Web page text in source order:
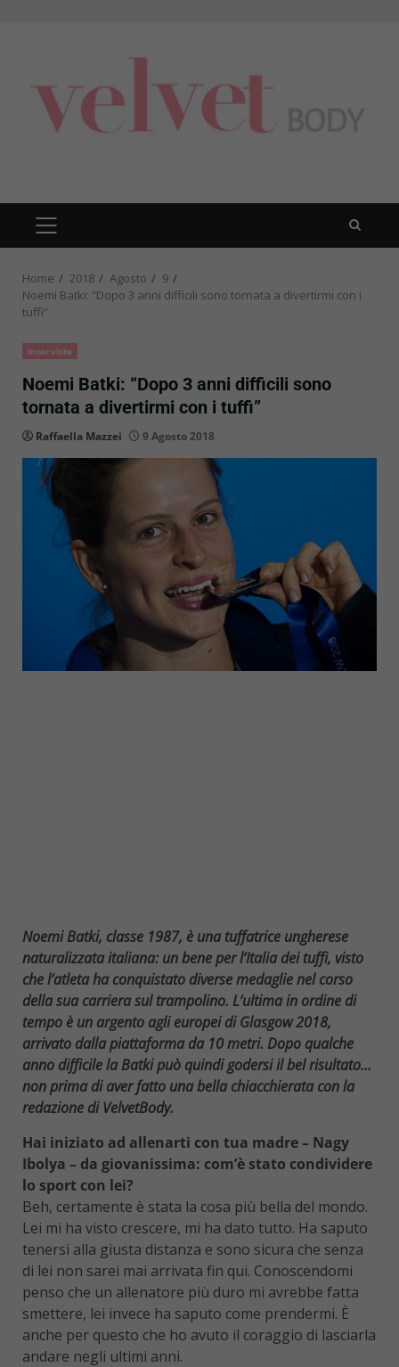
PRIMARY
MENU
Home 2018 Agosto
9
Noemi Batki: “Dopo 3 anni difficili sono tornata a divertirmi con i
tuffi”
Interviste
Noemi Batki: “Dopo 3 anni difficili sono
tornata a divertirmi con i tuffi”
Raffaella Mazzei 9 Agosto 2018
Noemi Batki, classe 1987, è una tuffatrice ungherese
naturalizzata italiana: un bene per l’Italia dei tuffi, visto
che l’atleta ha conquistato diverse medaglie nel corso
della sua carriera sul trampolino. L’ultima in ordine di
tempo è un argento agli europei di Glasgow 2018,
arrivato dalla piattaforma da 10 metri. Dopo qualche
anno difficile la Batki può quindi godersi il bel risultato…
non prima di aver fatto una bella chiacchierata con la
redazione di VelvetBody.
Hai iniziato ad allenarti con tua madre – Nagy
Ibolya – da giovanissima: com’è stato condividere
lo sport con lei?
Beh, certamente è stata la cosa più bella del mondo.
Lei mi ha visto crescere, mi ha dato tutto. Ha saputo
tenersi alla giusta distanza e sono sicura che senza
di lei non sarei mai arrivata fin qui. Conoscendomi
penso che un allenatore più duro mi avrebbe fatta
smettere, lei invece ha saputo come prendermi. È
anche per questo che ho avuto il coraggio di lasciarla
andare negli ultimi anni.